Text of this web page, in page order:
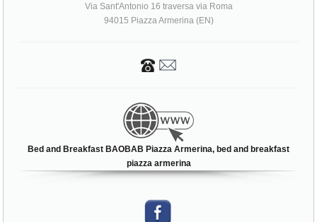
Via Sant'Antonio 16 traversa via Roma
94015 Piazza Armerina (EN)
Bed and Breakfast BAOBAB Piazza Armerina, bed and breakfast
piazza armerina